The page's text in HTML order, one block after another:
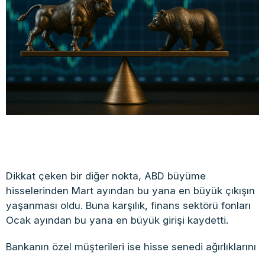
Dikkat çeken bir diğer nokta, ABD büyüme
hisselerinden Mart ayından bu yana en büyük çıkışın
yaşanması oldu. Buna karşılık, finans sektörü fonları
Ocak ayından bu yana en büyük girişi kaydetti.
Bankanın özel müşterileri ise hisse senedi ağırlıklarını